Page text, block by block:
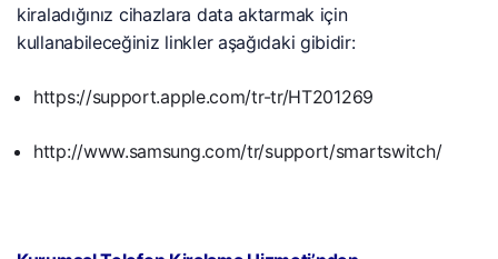
kiraladığınız cihazlara data aktarmak için
kullanabileceğiniz linkler aşağıdaki gibidir:
https://support.apple.com/tr-tr/HT201269
http://www.samsung.com/tr/support/smartswitch/